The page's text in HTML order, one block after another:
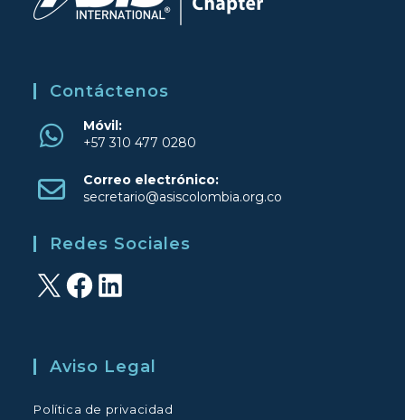
Contáctenos
Móvil:
+57 310 477 0280
abre
en
nueva
pestaña
Correo electrónico:
secretario@asiscolombia.org.co
Redes Sociales
X FacebookLinkedIn
Aviso Legal
Política de privacidad